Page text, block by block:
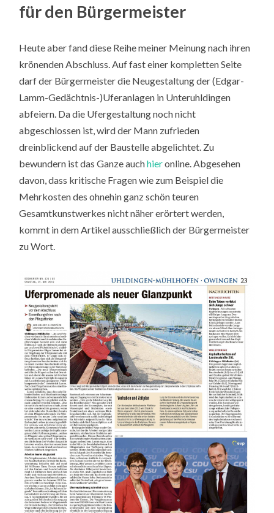
für den Bürgermeister
Heute aber fand diese Reihe meiner Meinung nach ihren
krönenden Abschluss. Auf fast einer kompletten Seite
darf der Bürgermeister die Neugestaltung der (Edgar-
Lamm-Gedächtnis-)Uferanlagen in Unteruhldingen
abfeiern. Da die Ufergestaltung noch nicht
abgeschlossen ist, wird der Mann zufrieden
dreinblickend auf der Baustelle abgelichtet. Zu
bewundern ist das Ganze auchhieronline. Abgesehen
davon, dass kritische Fragen wie zum Beispiel die
Mehrkosten des ohnehin ganz schön teuren
Gesamtkunstwerkes nicht näher erörtert werden,
kommt in dem Artikel ausschließlich der Bürgermeister
zu Wort.